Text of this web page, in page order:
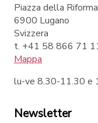
Piazza della
6900 Lugano
Svizzera
t. +41 58 866 71
Mappa
lu-ve 8.30-11.30 e
Newsletter